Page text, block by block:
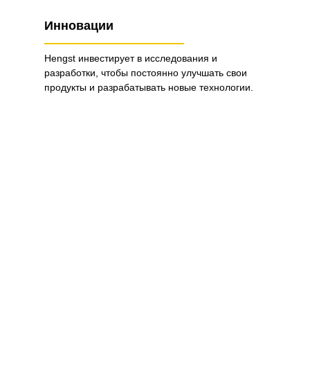
Инновации
Hengst инвестирует в исследования и
разработки, чтобы постоянно улучшать свои
продукты и разрабатывать новые технологии.